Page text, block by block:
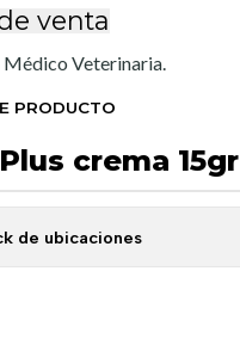
venta
Veterinaria.
PRODUCTO
crema 15gr
de ubicaciones